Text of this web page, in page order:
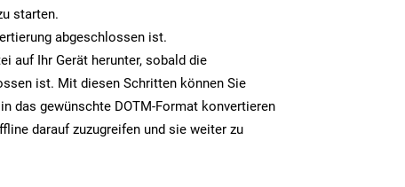
starten.
abgeschlossen ist.
auf Ihr Gerät herunter, sobald die
ist. Mit diesen Schritten können Sie
das gewünschte DOTM-Format konvertieren
darauf zuzugreifen und sie weiter zu